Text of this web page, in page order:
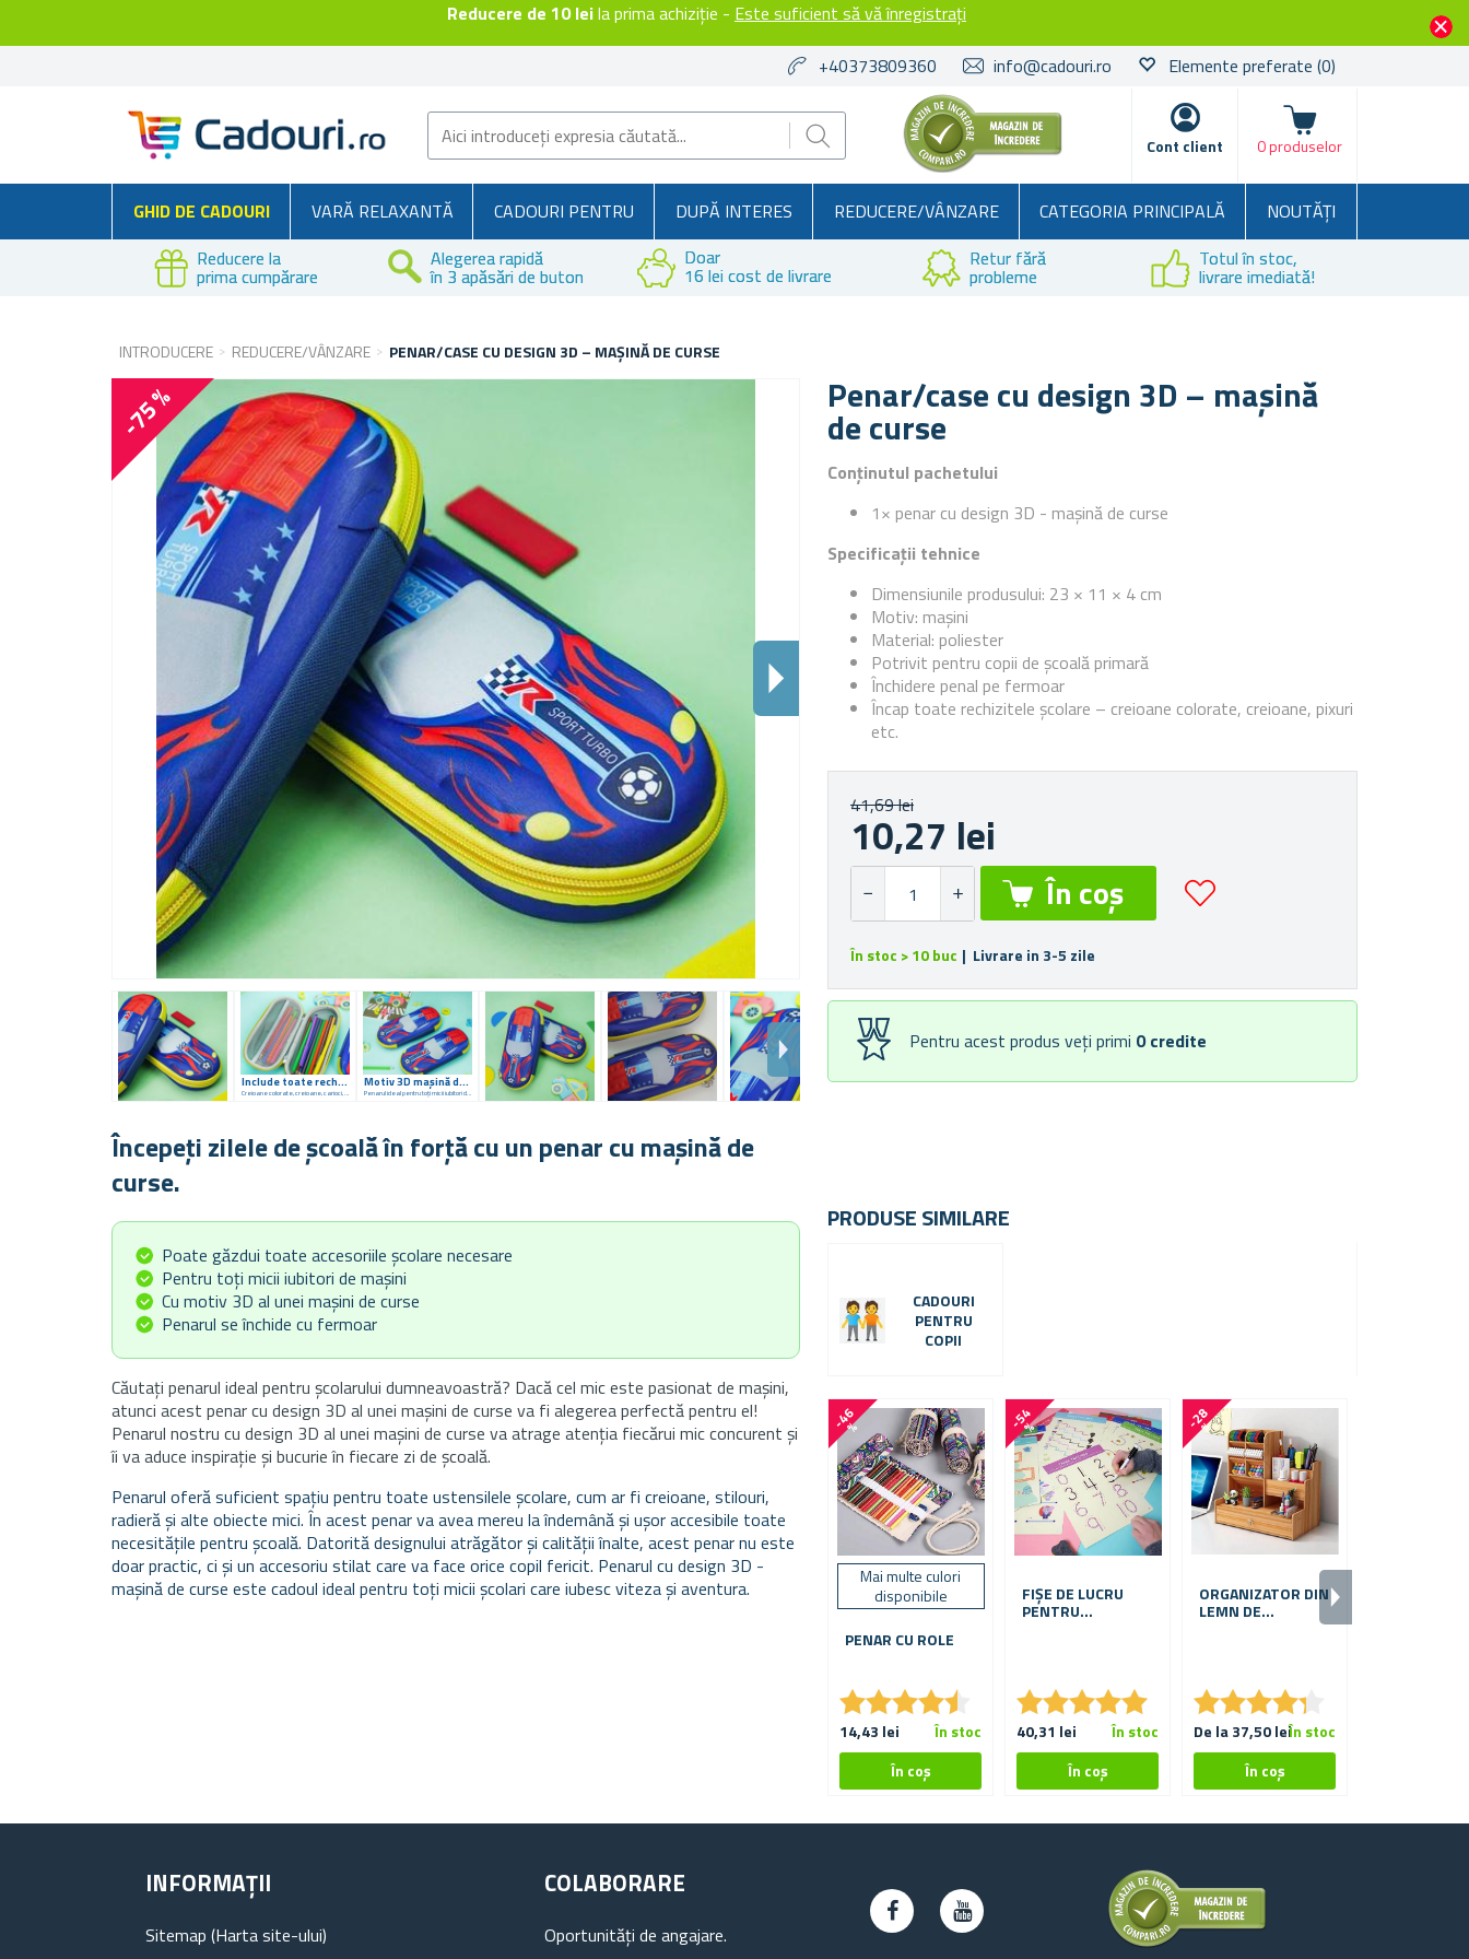
Reducere de 10 leila prima achiziție - Este suficient să vă înregistrați
+40373809360
info@cadouri.ro Elemente preferate (0)
Cont client
Coșul
0 produselor
GHID DE CADOURI VARĂ RELAXANTĂ CADOURI PENTRU DUPĂ INTERES REDUCERE/VÂNZARE CATEGORIA PRINCIPALĂ
NOUTĂȚI
Reducere la
prima cumpărare
Alegerea rapidă
în 3 apăsări de buton
Doar
16 lei cost de livrare
Retur fără
probleme
Totul în stoc,
livrare imediată!
INTRODUCERE REDUCERE/VÂNZARE PENAR/CASE CU DESIGN 3D – MAŞINĂ DE CURSE
Penar/case cu design 3D – maşină
de curse
-75 %
Include toate rechizitele școlare
Creioane colorate, creioane, carioci, foarfece etc.
Motiv 3D mașină de curse
Penarul ideal pentru toți micii iubitori de mașini
Conținutul pachetului
1× penar cu design 3D - mașină de curse
Specificații tehnice
Dimensiunile produsului: 23 × 11 × 4 cm
Motiv: mașini
Material: poliester
Potrivit pentru copii de școală primară
Închidere penal pe fermoar
Încap toate rechizitele școlare – creioane colorate, creioane, pixuri
etc.
41,69 lei
10,27 lei
În stoc > 10 buc | Livrare in 3-5 zile
Pentru acest produs veți primi 0 credite
Începeți zilele de școală în forță cu un penar cu mașină de
curse.
Poate găzdui toate accesoriile școlare necesare
Pentru toți micii iubitori de mașini
Cu motiv 3D al unei mașini de curse
Penarul se închide cu fermoar
Căutați penarul ideal pentru școlarului dumneavoastră? Dacă cel mic este pasionat de mașini,
atunci acest penar cu design 3D al unei mașini de curse va fi alegerea perfectă pentru el!
Penarul nostru cu design 3D al unei mașini de curse va atrage atenția fiecărui mic concurent și
îi va aduce inspirație și bucurie în fiecare zi de școală.
Penarul oferă suficient spațiu pentru toate ustensilele școlare, cum ar fi creioane, stilouri,
radieră și alte obiecte mici. În acest penar va avea mereu la îndemână și ușor accesibile toate
necesitățile pentru școală. Datorită designului atrăgător și calității înalte, acest penar nu este
doar practic, ci și un accesoriu stilat care va face orice copil fericit. Penarul cu design 3D -
mașină de curse este cadoul ideal pentru toți micii școlari care iubesc viteza și aventura.
PRODUSE SIMILARE
CADOURI
PENTRU
COPII
-
4
6
%
Mai multe culori
disponibile
PENAR CU ROLE
★★★★★
★★★★★
14,43 lei În stoc
-
5
4
%
FIȘE DE LUCRU
PENTRU
★★★★★
★★★★★
40,31 lei În stoc
-
2
8
%
ORGANIZATOR DIN
LEMN DE
★★★★★
★★★★★
De la 37,50 leiÎn stoc
INFORMAȚII
Sitemap (Harta site-ului)
COLABORARE
Oportunități de angajare.